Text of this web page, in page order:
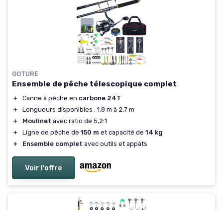
GOTURE
Ensemble de pêche télescopique complet
＋ Canne à pêche en carbone 24T
＋
Longueurs disponibles : 1,8 m à 2,7 m
＋
Moulinet avec ratio de 5,2:1
＋
Ligne de pêche de 150 m et capacité de 14 kg
＋
Ensemble complet avec outils et appâts
Voir l'offre